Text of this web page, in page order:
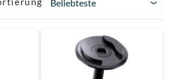
Beliebteste